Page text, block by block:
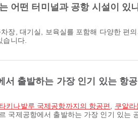
어떤 터미널과 공항 시설이 있
차장, 대기실, 보육실를 포함해 다양한
습니다.
서 출발하는 가장 인기 있는 항
키나발루 국제공항까지의 항공편 쿠알
국제공항에서 출발하는 가장 인기 있는